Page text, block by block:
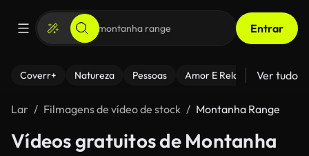
Entrar
Coverr+ Natureza Pessoas Amor E Relacionamentos
Ver tudo
Lar Filmagens de vídeo de stock Montanha Range
Vídeos gratuitos de Montanha